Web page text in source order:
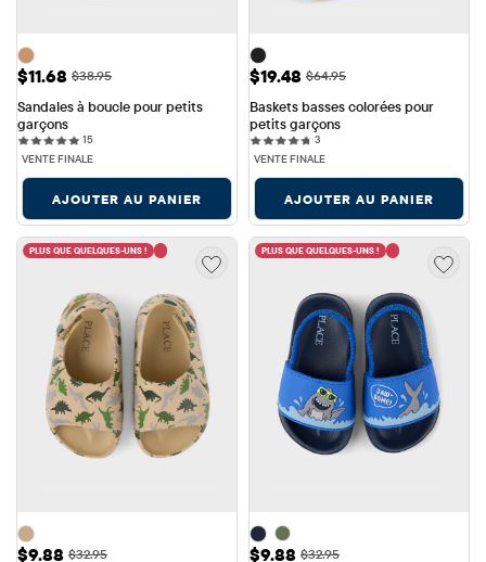
Prix ​​de vente: $11.68
$11.68 Prix ​​d'origine: $38.95
$38.95
Sandales à boucle pour petits
garçons
1515 reviews
VENTE FINALE
AJOUTER AU PANIER
Prix ​​de vente: $19.48
$19.48 Prix ​​d'origine: $64.95
$64.95
Baskets basses colorées pour
petits garçons
33 reviews
VENTE FINALE
AJOUTER AU PANIER
PLUS QUE QUELQUES-UNS !
Prix ​​de vente: $9.88
$9.88 Prix ​​d'origine: $32.95
$32.95
PLUS QUE QUELQUES-UNS !
Prix ​​de vente: $9.88
$9.88 Prix ​​d'origine: $32.95
$32.95